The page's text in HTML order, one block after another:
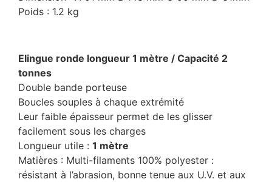
Poids : 1.2 kg
Elingue ronde longueur 1 mètre / Capacité 2
tonnes
Double bande porteuse
Boucles souples à chaque extrémité
Leur faible épaisseur permet de les glisser
facilement sous les charges
Longueur utile : 1 mètre
Matières : Multi-filaments 100% polyester :
résistant à l’abrasion, bonne tenue aux U.V. et aux